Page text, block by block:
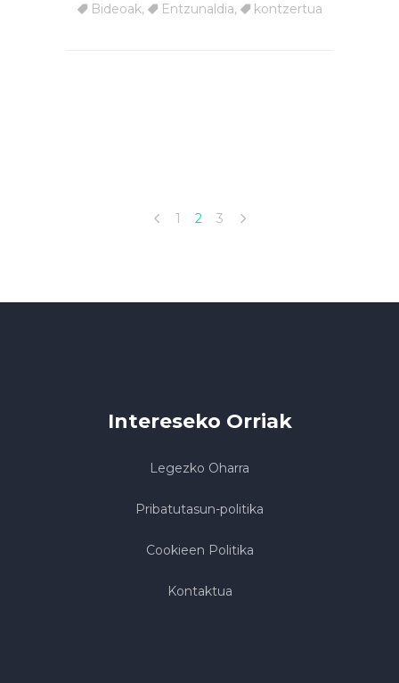
Bideoak, Entzunaldia, kontzertua
1 2 3
Intereseko Orriak
Legezko Oharra
Pribatutasun-politika
Cookieen Politika
Kontaktua